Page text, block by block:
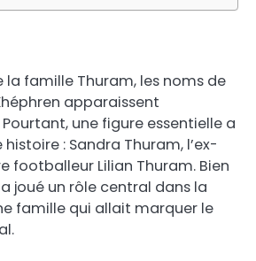
la famille Thuram, les noms de
apparaissent
une figure essentielle a
: Sandra Thuram, l’ex-
footballeur Lilian Thuram. Bien
joué un rôle central dans la
famille qui allait marquer le